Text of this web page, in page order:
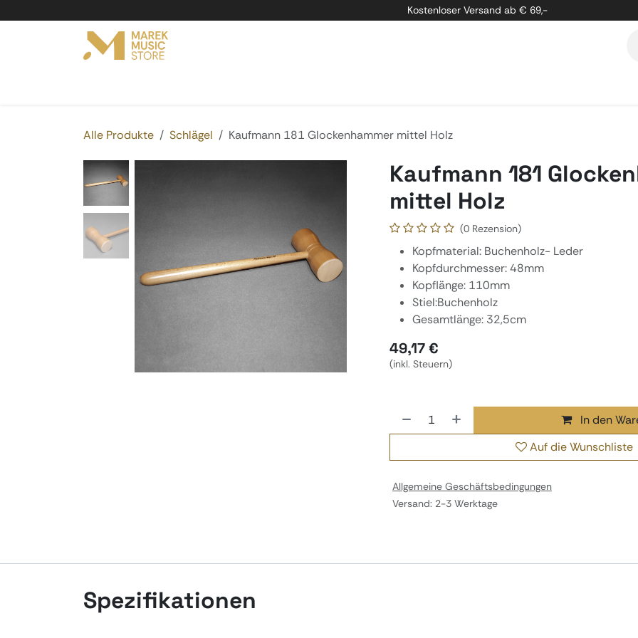
Kostenloser Versand ab € 69,-
Alle Produkte Schlägel Kaufmann 181 Glockenhammer mittel Holz
Kaufmann 181
mittel Holz
(0 Rezension)
Kopfmaterial: Buchenholz- Leder
Kopfdurchmesser: 48mm
Kopflänge: 110mm
Stiel:Buchenholz
Gesamtlänge: 32,5cm
49,17€
(inkl. Steuern)
In den
Auf die Wunschliste
Allgemeine Geschäftsbedingungen
Versand: 2-3 Werktage
Spezifikationen